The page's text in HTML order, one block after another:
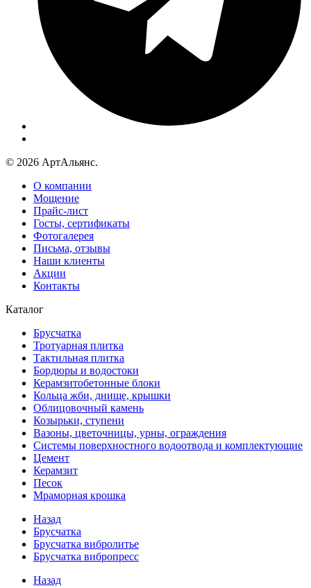
© 2026 АртАльянс.
О компании
Мощение
Прайс-лист
Госты, сертификаты
Фотогалерея
Письма, отзывы
Наши клиенты
Акции
Контакты
Каталог
Брусчатка
Тротуарная плитка
Тактильная плитка
Бордюры и водостоки
Керамзитобетонные блоки
Кольца жби, днище, крышки
Облицовочный камень
Козырьки, ступени
Вазоны, цветочницы, урны, ограждения
Системы поверхностного водоотвода и комплектующие
Цемент
Керамзит
Песок
Мраморная крошка
Назад
Брусчатка
Брусчатка вибролитье
Брусчатка вибропресс
Назад